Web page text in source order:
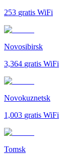
253 gratis WiFi
Novosibirsk
3,364 gratis WiFi
Novokuznetsk
1,003 gratis WiFi
Tomsk